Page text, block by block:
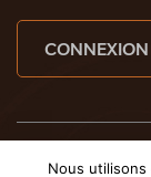
CONNEXION
© 2023 AFES
Nous